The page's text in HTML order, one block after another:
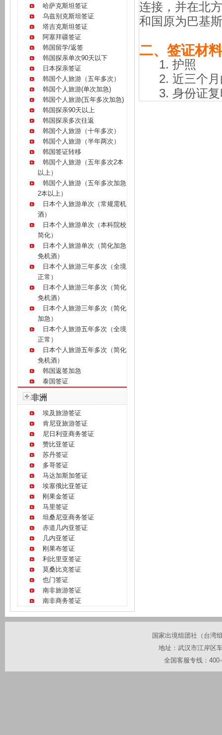
哈萨克斯坦签证
乌兹别克斯坦签证
塔吉克斯坦签证
阿塞拜疆签证
韩国留学/返签
韩国探亲单次90天以下
日本探亲签证
韩国个人旅游（五年多次）
韩国个人旅游(单次加急)
韩国个人旅游(五年多次加急)
韩国探亲90天以上
韩国探亲多次往返
韩国个人旅游（十年多次）
韩国个人旅游（半年两次）
韩国签证转移
韩国个人旅游（五年多次2本
以上）
韩国个人旅游（五年多次加急
2本以上）
日本个人旅游单次（常规需机
酒）
日本个人旅游单次（本科院校
简化）
日本个人旅游单次（简化加急
免机酒）
日本个人旅游三年多次（全境
正常）
日本个人旅游三年多次（简化
免机酒）
日本个人旅游三年多次（简化
加急）
日本个人旅游五年多次（全境
正常）
日本个人旅游五年多次（简化
免机酒）
韩国返签加急
泰国签证
非洲
埃及旅游签证
肯尼亚旅游签证
尼日利亚商务签证
赞比亚签证
苏丹签证
多哥签证
马达加斯加签证
埃塞俄比亚签证
刚果金签证
马里签证
坦桑尼亚商务签证
赤道几内亚签证
几内亚签证
刚果布签证
利比里亚签证
莫桑比克签证
也门签证
南非旅游签证
南非商务签证
连接，并在北
和国原为巴基
二、签证材料
护照
近三个
身份证
国家出境组团社（台湾
地址：武汉市江岸区
全国客服专线：